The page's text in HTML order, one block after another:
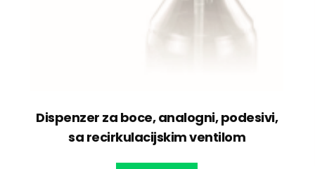
Dispenzer za boce, analogni, podesivi,
sa recirkulacijskim ventilom